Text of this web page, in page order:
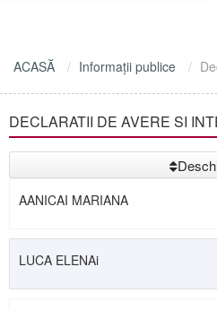
ACASĂ Informaţii publice
DECLARATII DE AVERE SI
AANICAI MARIANA
LUCA ELENAi